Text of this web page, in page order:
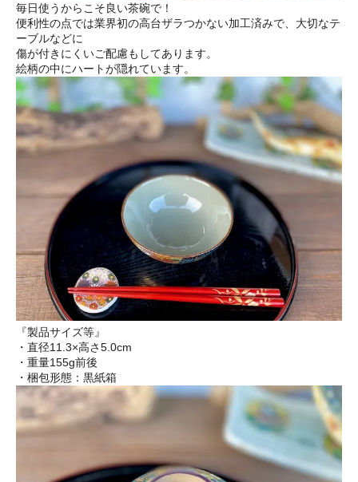
毎日使うからこそ良い茶碗で！
便利性の点では業界初の高台ザラつかない加工済みで、大切なテ
ーブルなどに
傷が付きにくいご配慮もしてあります。
絵柄の中にハートが隠れています。
『製品サイズ等』
・直径11.3×高さ5.0cm
・重量155g前後
・梱包形態：黒紙箱